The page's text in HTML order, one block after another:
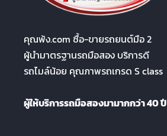
คุณพ้ง.com ซื้อ-ขายรถยนต์มือ 2
ผู้นำมาตรฐานรถมือสอง บริการดี
รถไมล์น้อย คุณภาพรถเกรด S class
ผู้ให้บริการรถมือสองมามากกว่า 40 ปี